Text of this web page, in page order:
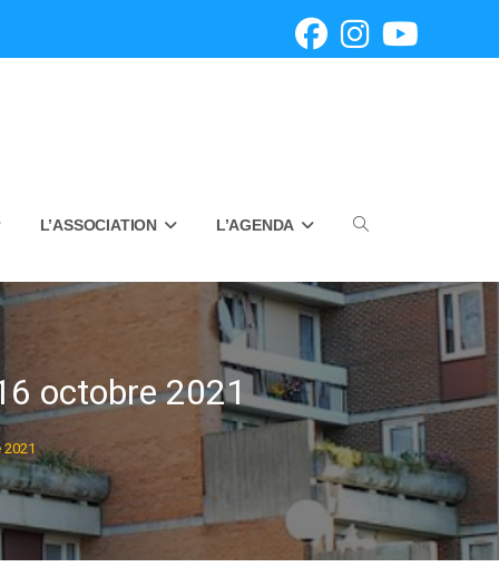
L’ASSOCIATION L’AGENDA Toggle
website
search
octobre 2021